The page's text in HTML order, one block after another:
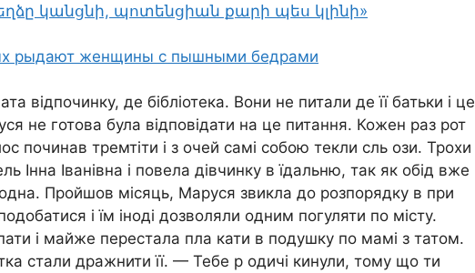
կանցնի, պոտենցիան քարի պես կլինի»
рыдают женщины с пышными бедрами
відпочинку, де бібліотека. Вони не питали де її батьки і це
не готова була відповідати на це питання. Кожен раз рот
починав тремтіти і з очей самі собою текли сль ози. Трохи
Інна Іванівна і повела дівчинку в їдальню, так як обід вже
Пройшов місяць, Маруся звикла до розпорядку в при
і їм іноді дозволяли одним погуляти по місту.
і майже перестала пла кати в подушку по мамі з татом.
стали дражнити її. — Тебе р одичі кинули, тому що ти